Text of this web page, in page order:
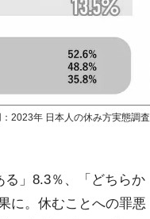
2023年 日本人の休み方実態調査
」8.3％、「どちらか
に。休むことへの罪悪